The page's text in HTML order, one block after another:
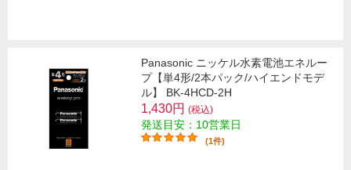
Panasonic ニッケル水素電池エネルー
プ【単4形/2本パック/ハイエンドモデ
ル】 BK-4HCD-2H
1,430円 (税込)
発送目安：10営業日
(1件)